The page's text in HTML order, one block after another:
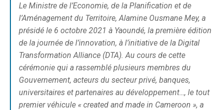
Le Ministre de l’Economie, de la Planification et de
l’Aménagement du Territoire, Alamine Ousmane Mey, a
présidé le 6 octobre 2021 à Yaoundé, la première édition
de la journée de l’innovation, à l’initiative de la Digital
Transformation Alliance (DTA). Au cours de cette
cérémonie qui a rassemblé plusieurs membres du
Gouvernement, acteurs du secteur privé, banques,
universitaires et partenaires au développement…, le tout
premier véhicule « created and made in Cameroon », a